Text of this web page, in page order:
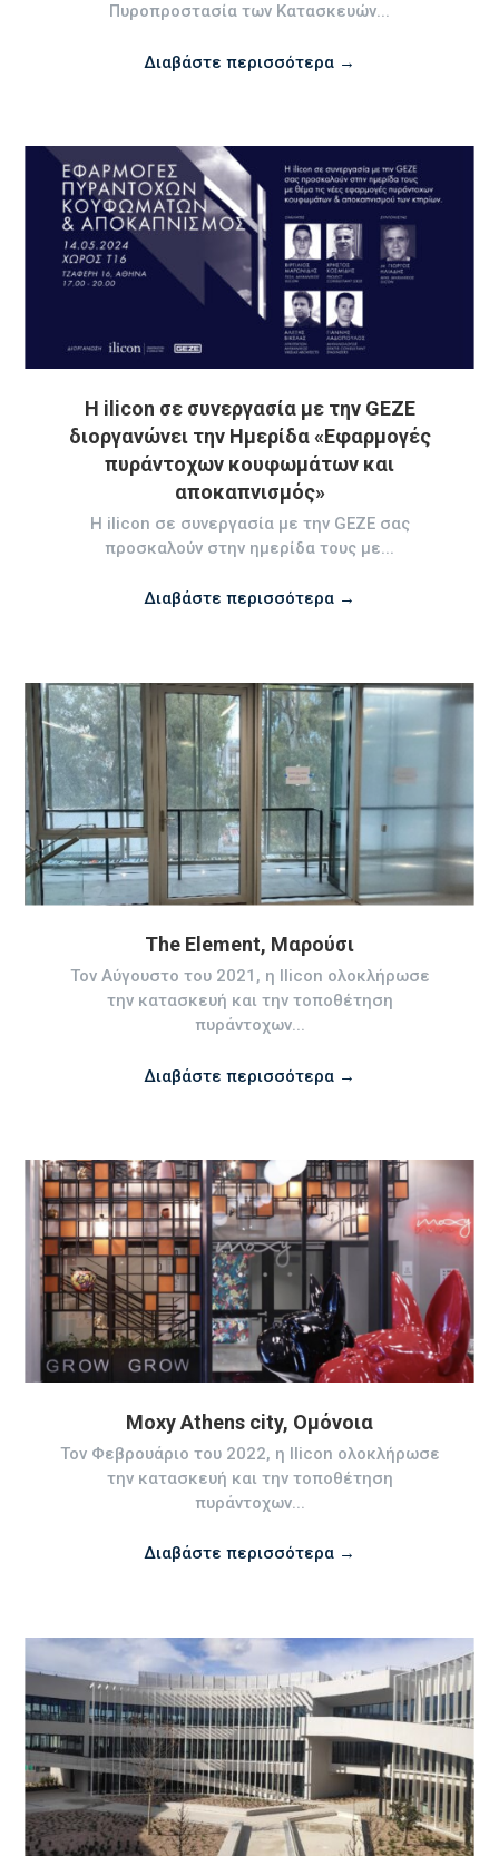
Πυροπροστασία των Κατασκευών...
Διαβάστε περισσότερα →
Η ilicon σε συνεργασία με την GEZE
διοργανώνει την Ημερίδα «Εφαρμογές
πυράντοχων κουφωμάτων και
αποκαπνισμός»
Η ilicon σε συνεργασία με την GEZE σας
προσκαλούν στην ημερίδα τους με...
Διαβάστε περισσότερα →
The Element, Μαρούσι
Τον Αύγουστο του 2021, η Ilicon ολοκλήρωσε
την κατασκευή και την τοποθέτηση
πυράντοχων...
Διαβάστε περισσότερα →
Moxy Athens city, Ομόνοια
Τον Φεβρουάριο του 2022, η Ilicon ολοκλήρωσε
την κατασκευή και την τοποθέτηση
πυράντοχων...
Διαβάστε περισσότερα →